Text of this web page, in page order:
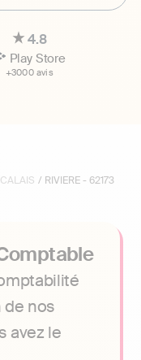
4.8
Play Store
+3000 avis
/ RIVIERE - 62173
de nos
avez le